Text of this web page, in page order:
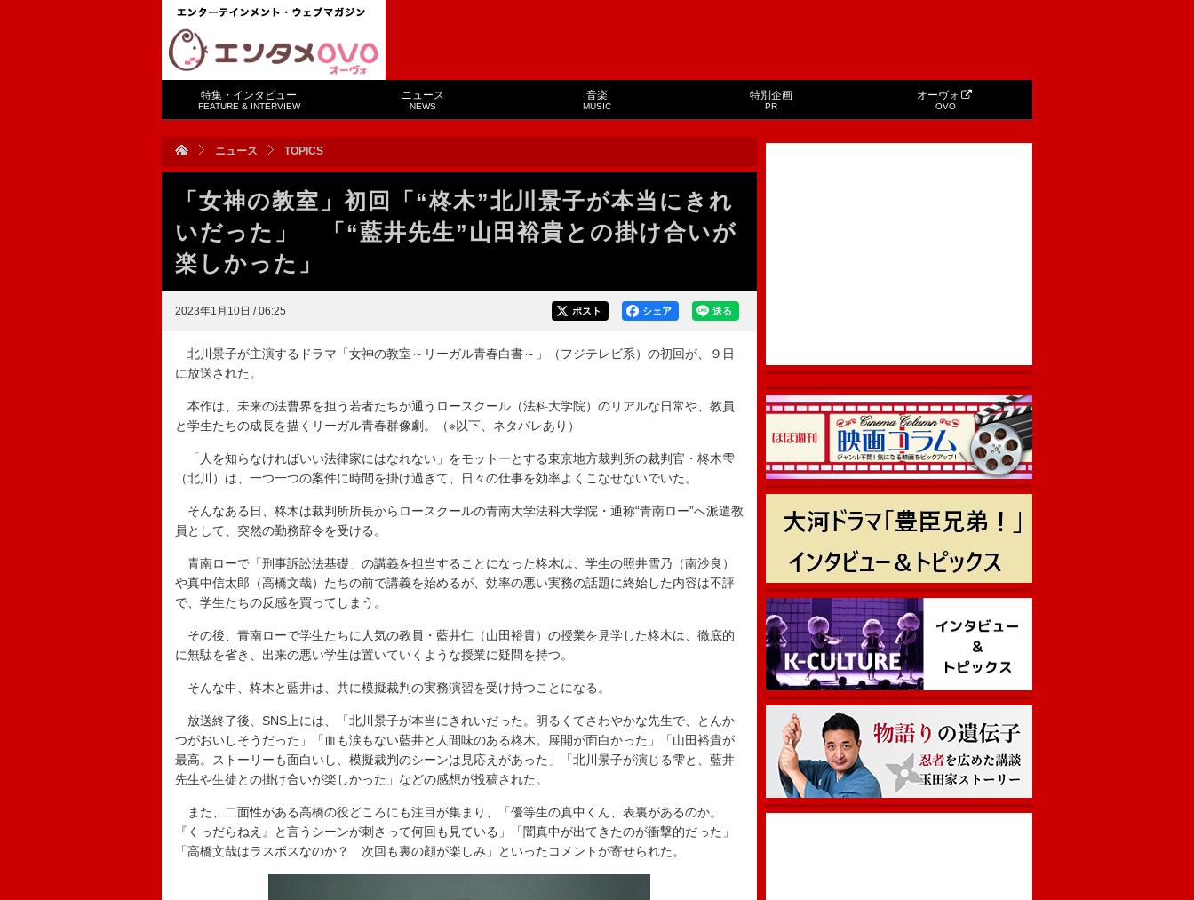
特集・インタビュー
FEATURE & INTERVIEW
ニュース
NEWS
音楽
MUSIC
特別企画
PR
オーヴォ
OVO
ニュース TOPICS
「女神の教室」初回「“柊木”北川景子が本当にきれ
いだった」 「“藍井先生”山田裕貴との掛け合いが
楽しかった」
2023年1月10日 / 06:25 送る
シェア
ポスト
北川景子が主演するドラマ「女神の教室～リーガル青春白書～」（フジテレビ系）の初回が、９日
に放送された。
本作は、未来の法曹界を担う若者たちが通うロースクール（法科大学院）のリアルな日常や、教員
と学生たちの成長を描くリーガル青春群像劇。（※以下、ネタバレあり）
「人を知らなければいい法律家にはなれない」をモットーとする東京地方裁判所の裁判官・柊木雫
（北川）は、一つ一つの案件に時間を掛け過ぎて、日々の仕事を効率よくこなせないでいた。
そんなある日、柊木は裁判所所長からロースクールの青南大学法科大学院・通称“青南ロー”へ派遣教
員として、突然の勤務辞令を受ける。
青南ローで「刑事訴訟法基礎」の講義を担当することになった柊木は、学生の照井雪乃（南沙良）
や真中信太郎（高橋文哉）たちの前で講義を始めるが、効率の悪い実務の話題に終始した内容は不評
で、学生たちの反感を買ってしまう。
その後、青南ローで学生たちに人気の教員・藍井仁（山田裕貴）の授業を見学した柊木は、徹底的
に無駄を省き、出来の悪い学生は置いていくような授業に疑問を持つ。
そんな中、柊木と藍井は、共に模擬裁判の実務演習を受け持つことになる。
放送終了後、SNS上には、「北川景子が本当にきれいだった。明るくてさわやかな先生で、とんか
つがおいしそうだった」「血も涙もない藍井と人間味のある柊木。展開が面白かった」「山田裕貴が
最高。ストーリーも面白いし、模擬裁判のシーンは見応えがあった」「北川景子が演じる雫と、藍井
先生や生徒との掛け合いが楽しかった」などの感想が投稿された。
また、二面性がある高橋の役どころにも注目が集まり、「優等生の真中くん、表裏があるのか。
『くっだらねえ』と言うシーンが刺さって何回も見ている」「闇真中が出てきたのが衝撃的だった」
「高橋文哉はラスボスなのか？ 次回も裏の顔が楽しみ」といったコメントが寄せられた。